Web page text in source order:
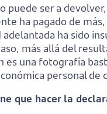
puede ser a
ha pagado de más,
adelantada ha sido
más allá del
es una fotografía
personal de
que hacer la